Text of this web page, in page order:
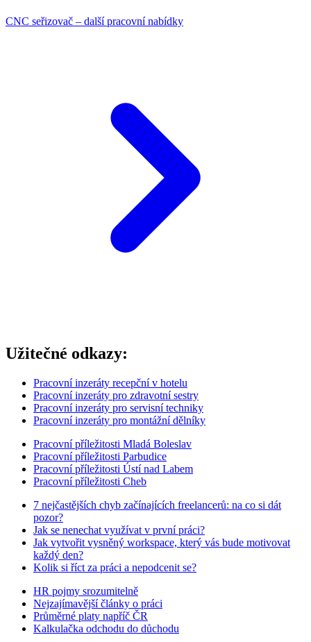
CNC seřizovač – další pracovní nabídky
Užitečné odkazy:
Pracovní inzeráty recepční v hotelu
Pracovní inzeráty pro zdravotní sestry
Pracovní inzeráty pro servisní techniky
Pracovní inzeráty pro montážní dělníky
Pracovní příležitosti Mladá Boleslav
Pracovní příležitosti Parbudice
Pracovní příležitosti Ústí nad Labem
Pracovní příležitosti Cheb
7 nejčastějších chyb začínajících freelancerů: na co si dát
pozor?
Jak se nenechat využívat v první práci?
Jak vytvořit vysněný workspace, který vás bude motivovat
každý den?
Kolik si říct za práci a nepodcenit se?
HR pojmy srozumitelně
Nejzajímavější články o práci
Průměrné platy napříč ČR
Kalkulačka odchodu do důchodu